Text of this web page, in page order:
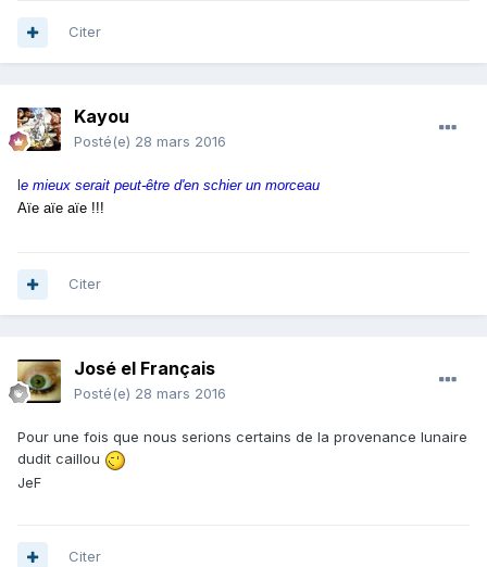
Citer
Kayou
Posté(e) 28 mars 2016
e mieux serait peut-être d'en schier un morceau
Aïe aïe aïe !!!
Citer
José el Français
Posté(e) 28 mars 2016
Pour une fois que nous serions certains de la provenance lunaire
dudit caillou
JeF
Citer